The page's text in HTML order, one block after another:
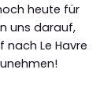
heute für
uns darauf,
nach Le Havre